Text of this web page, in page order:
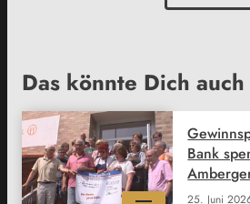
Das könnte Dich
25. Juni
Bank